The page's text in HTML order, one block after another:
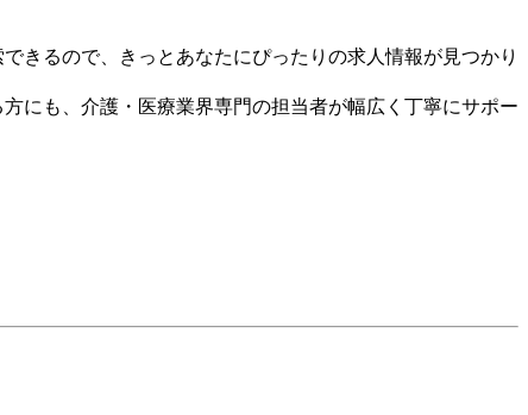
きるので、きっとあなたにぴったりの求人情報が見つかり
にも、介護・医療業界専門の担当者が幅広く丁寧にサポー